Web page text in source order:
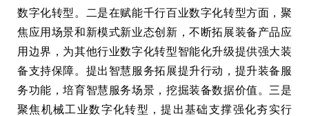
数字化转型。二是在赋能千行百业数字化转型方面，聚
焦应用场景和新模式新业态创新，不断拓展装备产品应
用边界，为其他行业数字化转型智能化升级提供强大装
备支持保障。提出智慧服务拓展提升行动，提升装备服
务功能，培育智慧服务场景，挖掘装备数据价值。三是
聚焦机械工业数字化转型，提出基础支撑强化夯实行